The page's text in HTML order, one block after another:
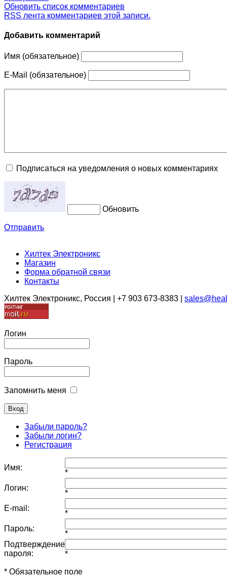
Обновить список комментариев
RSS лента комментариев этой записи.
Добавить комментарий
Имя (обязательное)
E-Mail (обязательное)
Подписаться на уведомления о новых комментариях
Обновить
Отправить
Хилтек Электроникс
Магазин
Форма обратной связи
Контакты
Хилтек Электроникс, Россия | +7 903 673-8383 |
Логин
Пароль
Запомнить меня
Забыли пароль?
Забыли логин?
Регистрация
Имя:
*
Логин:
*
E-mail:
*
Пароль:
*
Подтверждение
пароля:
*
* Обязательное поле